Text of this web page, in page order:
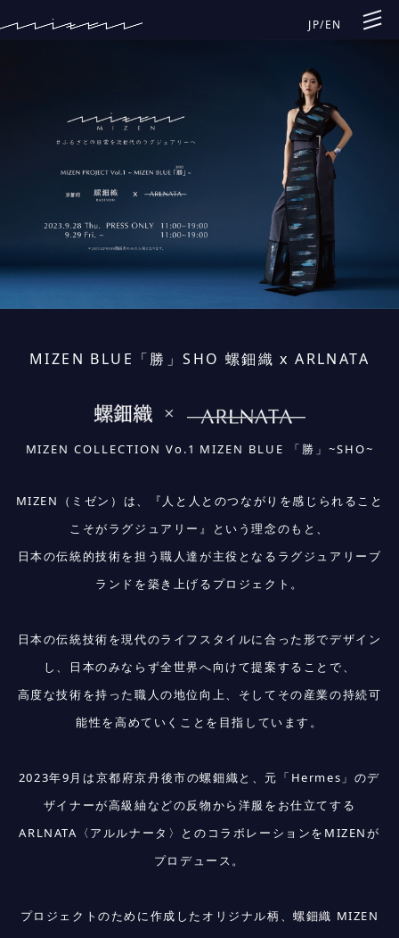
JP/EN
MIZEN BLUE「勝」SHO 螺鈿織 x ARLNATA
MIZEN COLLECTION Vo.1 MIZEN BLUE 「勝」~SHO~
MIZEN（ミゼン）は、『人と人とのつながりを感じられること
こそがラグジュアリー』という理念のもと、
日本の伝統的技術を担う職人達が主役となるラグジュアリーブ
ランドを築き上げるプロジェクト。
日本の伝統技術を現代のライフスタイルに合った形でデザイン
し、日本のみならず全世界へ向けて提案することで、
高度な技術を持った職人の地位向上、そしてその産業の持続可
能性を高めていくことを目指しています。
2023年9月は京都府京丹後市の螺鈿織と、元「Hermes」のデ
ザイナーが高級紬などの反物から洋服をお仕立てする
ARLNATA〈アルルナータ〉とのコラボレーションをMIZENが
プロデュース。
プロジェクトのために作成したオリジナル柄、螺鈿織 MIZEN